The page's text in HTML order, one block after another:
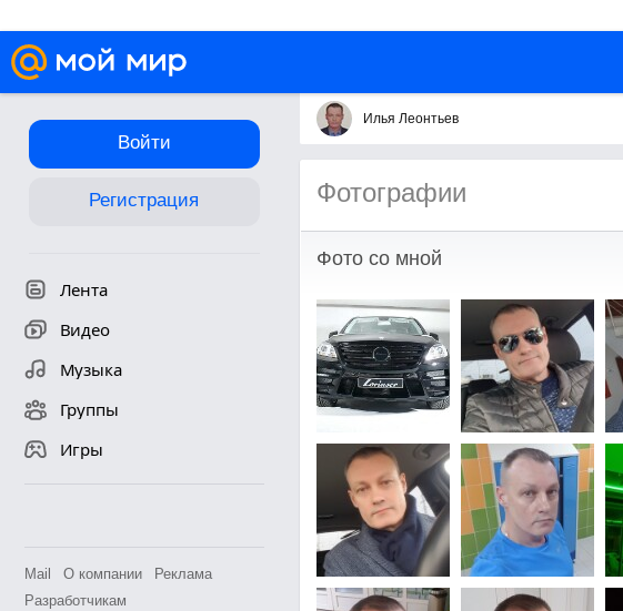
Войти
Регистрация
Лента
Видео
Музыка
Группы
Игры
Mail О компании
Реклама
Разработчикам
Илья Леонтьев
Фотографии
Фото со мной